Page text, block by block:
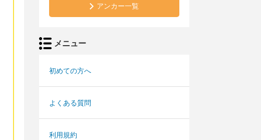
アンカー一覧
メニュー
初めての方へ
よくある質問
利用規約